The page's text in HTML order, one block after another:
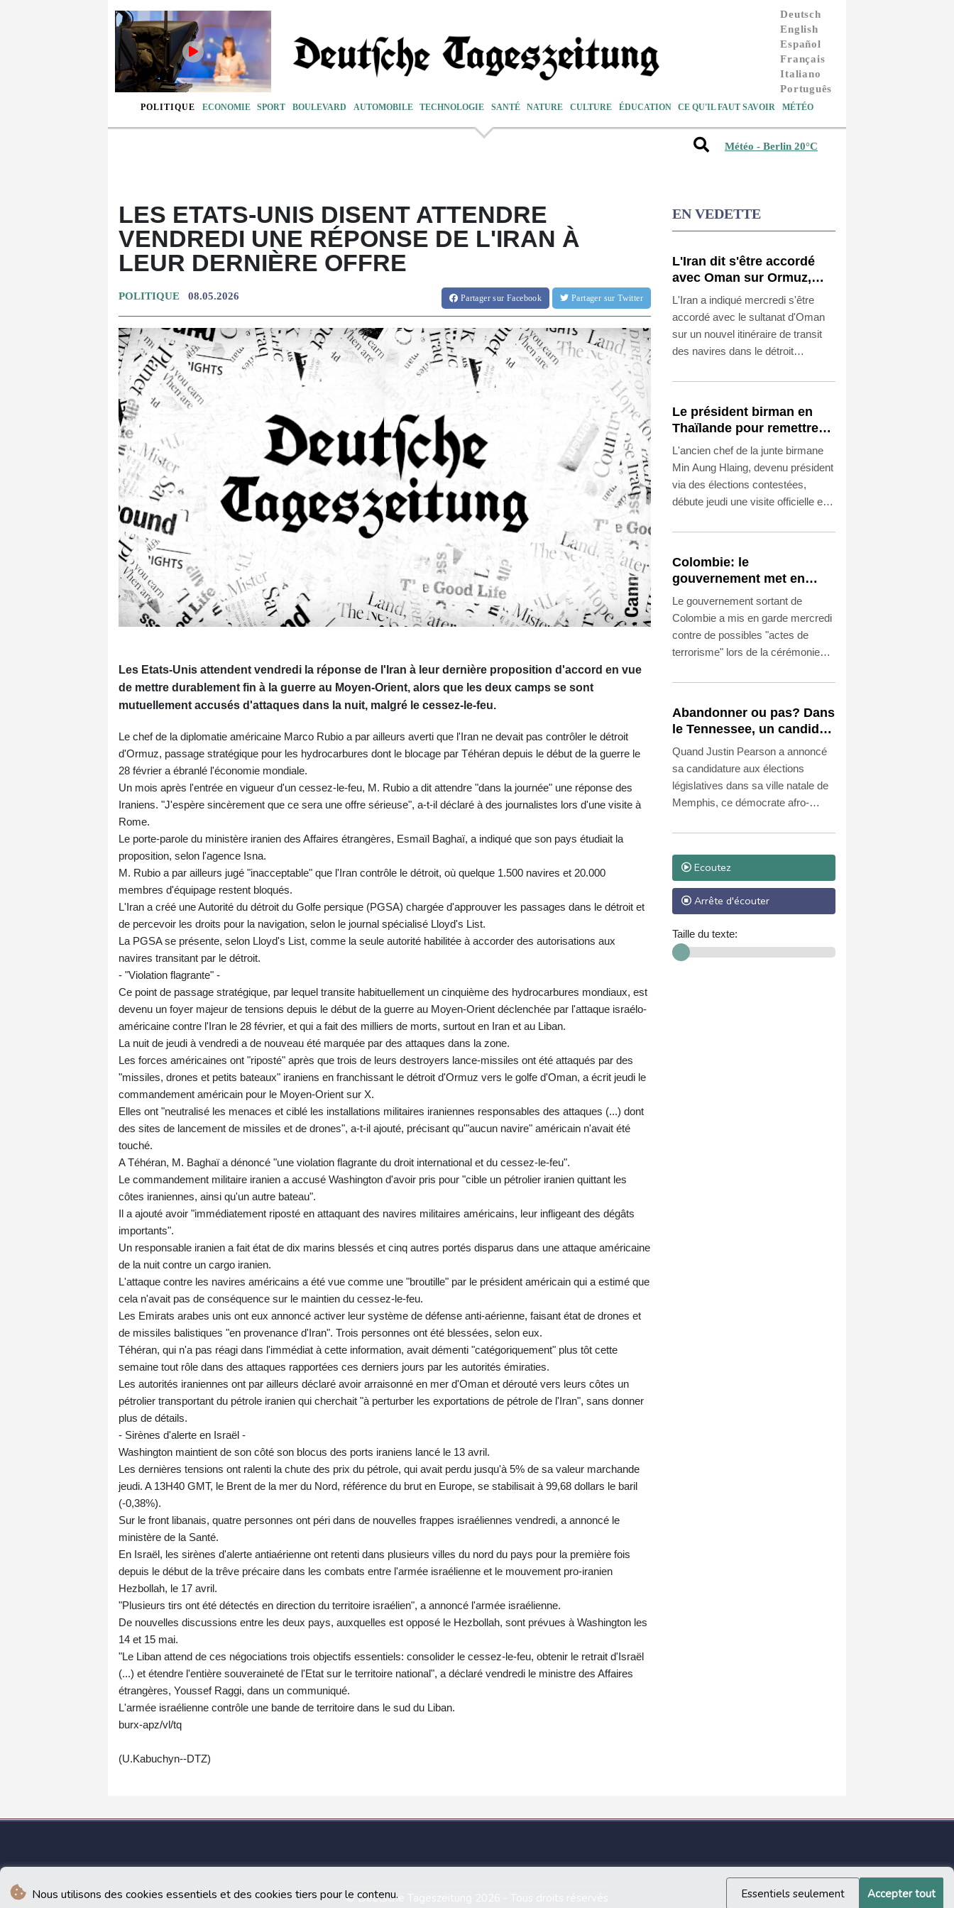
Nous utilisons des cookies essentiels et des cookies tiers pour le contenu. Essentiels seulement Accepter tout
Deutsch
English
Español
Français
Italiano
Português
POLITIQUE ECONOMIE SPORT BOULEVARD AUTOMOBILE TECHNOLOGIE SANTÉ NATURE CULTURE ÉDUCATION CE QU'IL FAUT SAVOIR MÉTÉO
Météo - Berlin 20°C
LES ETATS-UNIS DISENT ATTENDRE
VENDREDI UNE RÉPONSE DE L'IRAN À
LEUR DERNIÈRE OFFRE
POLITIQUE 08.05.2026 Partagersur Facebook Partager sur Twitter
Les Etats-Unis attendent vendredi la réponse de l'Iran à leur dernière proposition d'accord en vue
de mettre durablement fin à la guerre au Moyen-Orient, alors que les deux camps se sont
mutuellement accusés d'attaques dans la nuit, malgré le cessez-le-feu.
Le chef de la diplomatie américaine Marco Rubio a par ailleurs averti que l'Iran ne devait pas contrôler le détroit
d'Ormuz, passage stratégique pour les hydrocarbures dont le blocage par Téhéran depuis le début de la guerre le
28 février a ébranlé l'économie mondiale.
Un mois après l'entrée en vigueur d'un cessez-le-feu, M. Rubio a dit attendre "dans la journée" une réponse des
Iraniens. "J'espère sincèrement que ce sera une offre sérieuse", a-t-il déclaré à des journalistes lors d'une visite à
Rome.
Le porte-parole du ministère iranien des Affaires étrangères, Esmaïl Baghaï, a indiqué que son pays étudiait la
proposition, selon l'agence Isna.
M. Rubio a par ailleurs jugé "inacceptable" que l'Iran contrôle le détroit, où quelque 1.500 navires et 20.000
membres d'équipage restent bloqués.
L'Iran a créé une Autorité du détroit du Golfe persique (PGSA) chargée d'approuver les passages dans le détroit et
de percevoir les droits pour la navigation, selon le journal spécialisé Lloyd's List.
La PGSA se présente, selon Lloyd's List, comme la seule autorité habilitée à accorder des autorisations aux
navires transitant par le détroit.
- "Violation flagrante" -
Ce point de passage stratégique, par lequel transite habituellement un cinquième des hydrocarbures mondiaux, est
devenu un foyer majeur de tensions depuis le début de la guerre au Moyen-Orient déclenchée par l'attaque israélo-
américaine contre l'Iran le 28 février, et qui a fait des milliers de morts, surtout en Iran et au Liban.
La nuit de jeudi à vendredi a de nouveau été marquée par des attaques dans la zone.
Les forces américaines ont "riposté" après que trois de leurs destroyers lance-missiles ont été attaqués par des
"missiles, drones et petits bateaux" iraniens en franchissant le détroit d'Ormuz vers le golfe d'Oman, a écrit jeudi le
commandement américain pour le Moyen-Orient sur X.
Elles ont "neutralisé les menaces et ciblé les installations militaires iraniennes responsables des attaques (...) dont
des sites de lancement de missiles et de drones", a-t-il ajouté, précisant qu'"aucun navire" américain n'avait été
touché.
A Téhéran, M. Baghaï a dénoncé "une violation flagrante du droit international et du cessez-le-feu".
Le commandement militaire iranien a accusé Washington d'avoir pris pour "cible un pétrolier iranien quittant les
côtes iraniennes, ainsi qu'un autre bateau".
Il a ajouté avoir "immédiatement riposté en attaquant des navires militaires américains, leur infligeant des dégâts
importants".
Un responsable iranien a fait état de dix marins blessés et cinq autres portés disparus dans une attaque américaine
de la nuit contre un cargo iranien.
L'attaque contre les navires américains a été vue comme une "broutille" par le président américain qui a estimé que
cela n'avait pas de conséquence sur le maintien du cessez-le-feu.
Les Emirats arabes unis ont eux annoncé activer leur système de défense anti-aérienne, faisant état de drones et
de missiles balistiques "en provenance d'Iran". Trois personnes ont été blessées, selon eux.
Téhéran, qui n'a pas réagi dans l'immédiat à cette information, avait démenti "catégoriquement" plus tôt cette
semaine tout rôle dans des attaques rapportées ces derniers jours par les autorités émiraties.
Les autorités iraniennes ont par ailleurs déclaré avoir arraisonné en mer d'Oman et dérouté vers leurs côtes un
pétrolier transportant du pétrole iranien qui cherchait "à perturber les exportations de pétrole de l'Iran", sans donner
plus de détails.
- Sirènes d'alerte en Israël -
Washington maintient de son côté son blocus des ports iraniens lancé le 13 avril.
Les dernières tensions ont ralenti la chute des prix du pétrole, qui avait perdu jusqu'à 5% de sa valeur marchande
jeudi. A 13H40 GMT, le Brent de la mer du Nord, référence du brut en Europe, se stabilisait à 99,68 dollars le baril
(-0,38%).
Sur le front libanais, quatre personnes ont péri dans de nouvelles frappes israéliennes vendredi, a annoncé le
ministère de la Santé.
En Israël, les sirènes d'alerte antiaérienne ont retenti dans plusieurs villes du nord du pays pour la première fois
depuis le début de la trêve précaire dans les combats entre l'armée israélienne et le mouvement pro-iranien
Hezbollah, le 17 avril.
"Plusieurs tirs ont été détectés en direction du territoire israélien", a annoncé l'armée israélienne.
De nouvelles discussions entre les deux pays, auxquelles est opposé le Hezbollah, sont prévues à Washington les
14 et 15 mai.
"Le Liban attend de ces négociations trois objectifs essentiels: consolider le cessez-le-feu, obtenir le retrait d'Israël
(...) et étendre l'entière souveraineté de l'Etat sur le territoire national", a déclaré vendredi le ministre des Affaires
étrangères, Youssef Raggi, dans un communiqué.
L'armée israélienne contrôle une bande de territoire dans le sud du Liban.
burx-apz/vl/tq
(U.Kabuchyn--DTZ)
EN VEDETTE
L'Iran dit s'être accordé
avec Oman sur Ormuz,
mais la réouverture
dépendra de Washington
L'Iran a indiqué mercredi s'être
accordé avec le sultanat d'Oman
sur un nouvel itinéraire de transit
des navires dans le détroit
riverains et qui est au coeur des
Le président birman en
Thaïlande pour remettre
son pays sur la scène
diplomatique
L'ancien chef de la junte birmane
Min Aung Hlaing, devenu président
via des élections contestées,
débute jeudi une visite officielle en
sa quête de réhabilitation
Colombie: le
gouvernement met en
garde contre de possibles
"actes terroristes" lors de
l'investiture du président
Le gouvernement sortant de
Colombie a mis en garde mercredi
contre de possibles "actes de
terrorisme" lors de la cérémonie
Abelardo de la Espriella, prévue
récemment touchée par des
attentats de la guérilla.
Abandonner ou pas? Dans
le Tennessee, un candidat
démocrate victime du
redécoupage électoral
Quand Justin Pearson a annoncé
sa candidature aux élections
législatives dans sa ville natale de
Memphis, ce démocrate afro-
faire campagne à plus de 300
kilomètres de là, dans le comté où
est né le Ku Klux Klan.
Ecoutez
Arrête d'écouter
Taille du texte:
© Deutsche Tageszeitung 2026 - Tous droits réservés